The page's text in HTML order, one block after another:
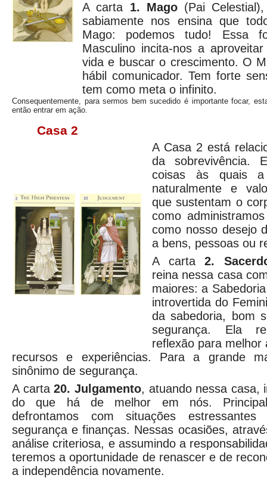
A carta 1. Mago(Pai
sabiamente nos ensina que
Mago: podemos tudo! Essa
Masculino incita-nos a
vida e buscar o crescimento. O
hábil comunicador. Tem forte
tem como meta o infinito.
Consequentemente, para sermos bem sucedido é importante focar,
então entrar em ação.
Casa 2
A Casa 2 está
da sobrevivência.
coisas às quais
naturalmente e
que sustentam o
como
como nosso desejo
a bens, pessoas ou
A carta2.
reina nessa casa
maiores: a
introvertida do
da sabedoria, bom
segurança. Ela
reflexão para melhor
recursos e experiências. Para a grande
sinônimo de segurança.
A carta20. Julgamento, atuando nessa casa,
do que há de melhor em nós.
defrontamos com situações
segurança e finanças. Nessas ocasiões,
análise criteriosa, e assumindo a
teremos a oportunidade de renascer e de
a independência novamente.